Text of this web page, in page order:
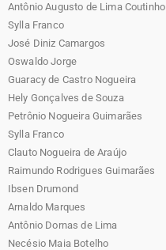
Antônio Augusto de Lima Coutinho
Sylla Franco
José Diniz Camargos
Oswaldo Jorge
Guaracy de Castro Nogueira
Hely Gonçalves de Souza
Petrônio Nogueira Guimarães
Sylla Franco
Clauto Nogueira de Araújo
Raimundo Rodrigues Guimarães
Ibsen Drumond
Arnaldo Marques
Antônio Dornas de Lima
Necésio Maia Botelho